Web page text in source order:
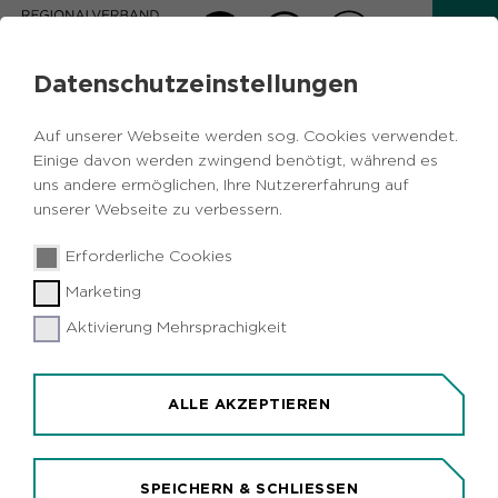
Datenschutzeinstellungen
Auf unserer Webseite werden sog. Cookies verwendet.
Einige davon werden zwingend benötigt, während es
uns andere ermöglichen, Ihre Nutzererfahrung auf
unserer Webseite zu verbessern.
Erforderliche Cookies
Marketing
Aktivierung Mehrsprachigkeit
ALLE AKZEPTIEREN
SPEICHERN & SCHLIESSEN
AKTUELLES
Zurück
Soziales
Immer mehr Beschäftigte fühlen sich
durch die Arbeit belastet
Dortmund (idr). Immer mehr, immer schneller:
Der Anteil der Beschäftigten in Deutschland, die
Prozent gestiegen. Das zeigt eine Auswertung der